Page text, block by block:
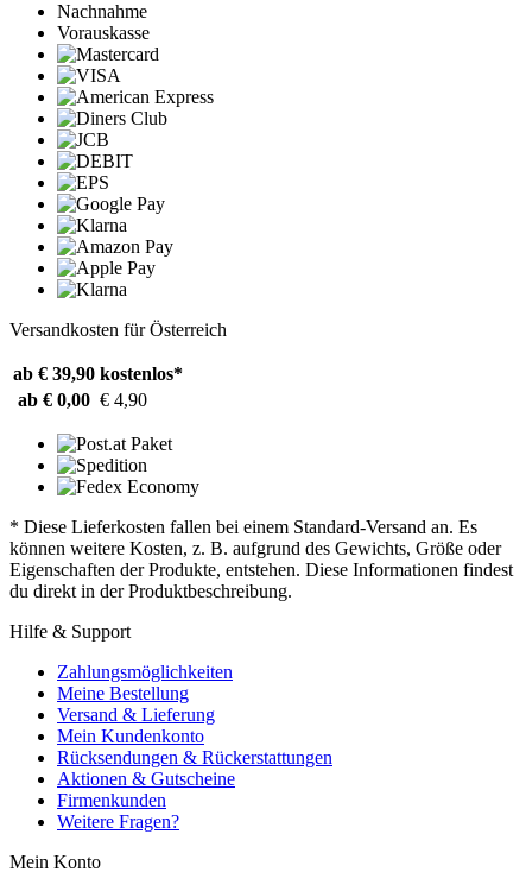
Nachnahme
Vorauskasse
Versandkosten für Österreich
ab € 39,90 kostenlos*
ab € 0,00 € 4,90
* Diese Lieferkosten fallen bei einem Standard-Versand an. Es
können weitere Kosten, z. B. aufgrund des Gewichts, Größe oder
Eigenschaften der Produkte, entstehen. Diese Informationen findest
du direkt in der Produktbeschreibung.
Hilfe & Support
Zahlungsmöglichkeiten
Meine Bestellung
Versand & Lieferung
Mein Kundenkonto
Rücksendungen & Rückerstattungen
Aktionen & Gutscheine
Firmenkunden
Weitere Fragen?
Mein Konto